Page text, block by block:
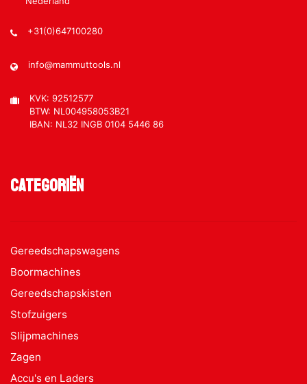
+31(0)647100280
info@mammuttools.nl
KVK: 92512577
BTW: NL004958053B21
IBAN: NL32 INGB 0104 5446 86
Categoriën
Gereedschapswagens
Boormachines
Gereedschapskisten
Stofzuigers
Slijpmachines
Zagen
Accu's en Laders